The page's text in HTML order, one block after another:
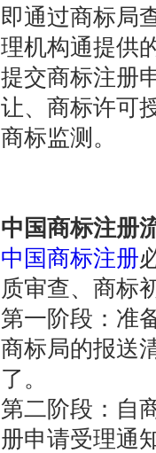
即通过商标局
理机构通提供
提交商标注册
让、商标许可
商标监测。
中国商标注册
中国商标注册
质审查、商标
第一阶段：准
商标局的报送
了。
第二阶段：自
册申请受理通